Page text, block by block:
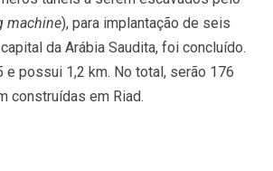
machine), para implantação de seis
da Arábia Saudita, foi concluído.
e possui 1,2 km. No total, serão 176
construídas em Riad.